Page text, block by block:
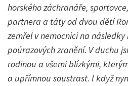
horského záchranáře,
partnera a táty od dvou dětí
zemřel v nemocnici na
poúrazových zranění. V duchu
rodinou a všemi blízkými,
a upřímnou soustrast. I když